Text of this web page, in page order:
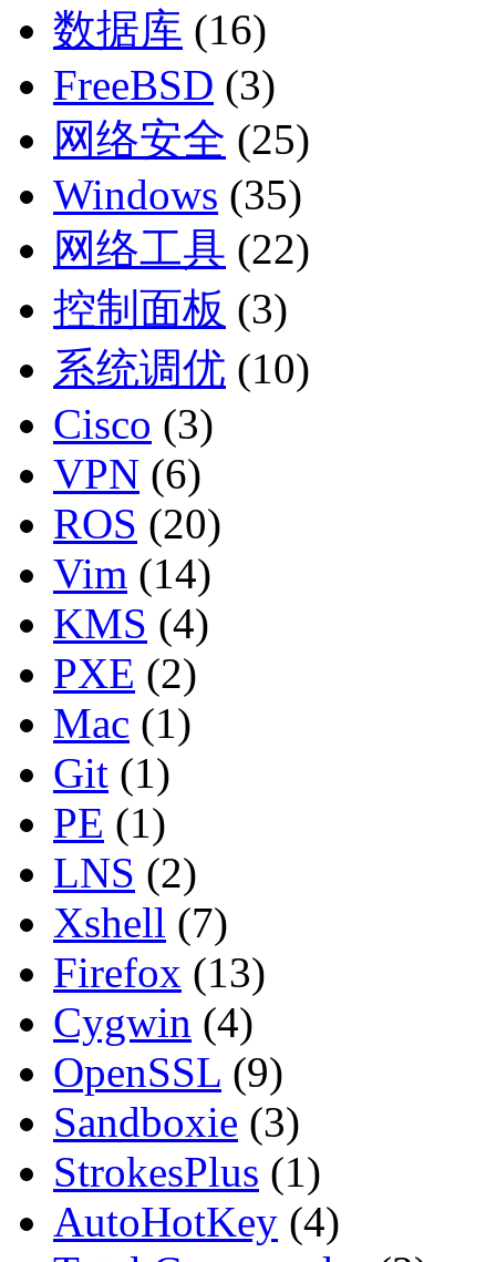
数据库 (16)
FreeBSD (3)
网络安全 (25)
Windows (35)
网络工具 (22)
控制面板 (3)
系统调优 (10)
Cisco (3)
VPN (6)
ROS (20)
Vim (14)
KMS (4)
PXE (2)
Mac (1)
Git (1)
PE (1)
LNS (2)
Xshell (7)
Firefox (13)
Cygwin (4)
OpenSSL (9)
Sandboxie (3)
StrokesPlus (1)
AutoHotKey (4)